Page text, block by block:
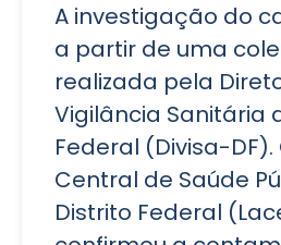
A investigação do
a partir de uma
realizada pela
Vigilância Sanitária
Federal (Divisa-
Central de Saúde
Distrito Federal